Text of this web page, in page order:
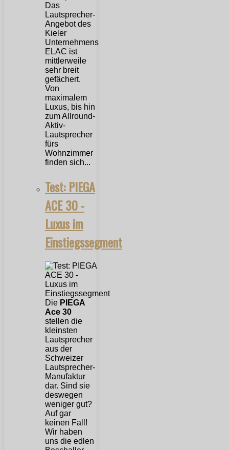
Das
Lautsprecher-
Angebot des
Kieler
Unternehmens
ELAC ist
mittlerweile
sehr breit
gefächert.
Von
maximalem
Luxus, bis hin
zum Allround-
Aktiv-
Lautsprecher
fürs
Wohnzimmer
finden sich...
Test: PIEGA
ACE 30 -
Luxus im
Einstiegssegment
Die PIEGA
Ace 30
stellen die
kleinsten
Lautsprecher
aus der
Schweizer
Lautsprecher-
Manufaktur
dar. Sind sie
deswegen
weniger gut?
Auf gar
keinen Fall!
Wir haben
uns die edlen